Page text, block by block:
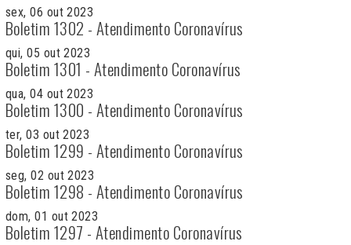
sex, 06 out 2023
Boletim 1302 - Atendimento Coronavírus
qui, 05 out 2023
Boletim 1301 - Atendimento Coronavírus
qua, 04 out 2023
Boletim 1300 - Atendimento Coronavírus
ter, 03 out 2023
Boletim 1299 - Atendimento Coronavírus
seg, 02 out 2023
Boletim 1298 - Atendimento Coronavírus
dom, 01 out 2023
Boletim 1297 - Atendimento Coronavírus